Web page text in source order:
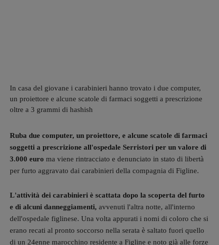
In casa del giovane i carabinieri hanno trovato i due computer,
un proiettore e alcune scatole di farmaci soggetti a prescrizione
oltre a 3 grammi di hashish
Ruba due computer, un proiettore, e alcune scatole di farmaci
soggetti a prescrizione all'ospedale Serristori per un valore di
3.000 euro ma viene rintracciato e denunciato in stato di libertà
per furto aggravato dai carabinieri della compagnia di Figline.
L'attività dei carabinieri è scattata dopo la scoperta del furto
e di alcuni danneggiamenti, avvenuti l'altra notte, all'interno
dell'ospedale figlinese. Una volta appurati i nomi di coloro che si
erano recati al pronto soccorso nella serata è saltato fuori quello
di un 24enne marocchino residente a Figline e noto già alle forze